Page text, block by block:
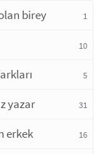
birey 1
10
5
yazar 31
erkek 16